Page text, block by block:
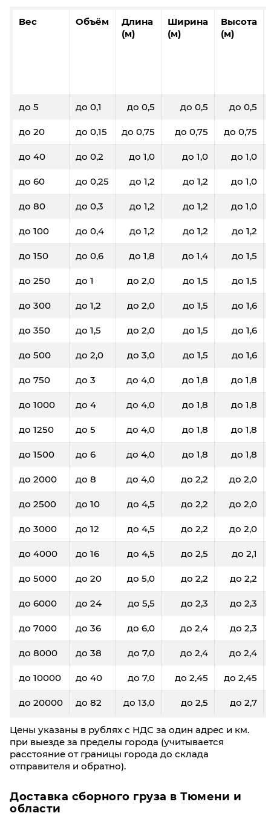
Вес Объём
Длина
(м)
Ширина
(м)
Высота
(м)
до 5 до 0,1 до 0,5 до 0,5 до 0,5
до 20 до 0,15 до 0,75 до 0,75 до 0,75
до 40 до 0,2 до 1,0 до 1,0 до 1,0
до 60 до 0,25 до 1,2 до 1,2 до 1,0
до 80 до 0,3 до 1,2 до 1,2 до 1,0
до 100 до 0,4 до 1,2 до 1,2 до 1,2
до 150 до 0,6 до 1,8 до 1,4 до 1,5
до 250 до 1 до 2,0 до 1,5 до 1,5
до 300 до 1,2 до 2,0 до 1,5 до 1,6
до 350 до 1,5 до 2,0 до 1,5 до 1,6
до 500 до 2,0 до 3,0 до 1,5 до 1,6
до 750 до 3 до 4,0 до 1,8 до 1,8
до 1000 до 4 до 4,0 до 1,8 до 1,8
до 1250 до 5 до 4,0 до 1,8 до 1,8
до 1500 до 6 до 4,0 до 1,8 до 1,8
до 2000 до 8 до 4,0 до 2,2 до 2,0
до 2500 до 10 до 4,5 до 2,2 до 2,0
до 3000 до 12 до 4,5 до 2,2 до 2,0
до 4000 до 16 до 4,5 до 2,5 до 2,1
до 5000 до 20 до 5,0 до 2,2 до 2,2
до 6000 до 24 до 5,5 до 2,3 до 2,3
до 7000 до 36 до 6,0 до 2,4 до 2,3
до 8000 до 38 до 7,0 до 2,4 до 2,4
до 10000 до 40 до 7,0 до 2,45 до 2,45
до 20000 до 82 до 13,0 до 2,5 до 2,7
Цены указаны в рублях с НДС за один адрес и км.
при выезде за пределы города (учитывается
расстояние от границы города до склада
отправителя и обратно).
Доставка сборного груза в Тюмени и
области